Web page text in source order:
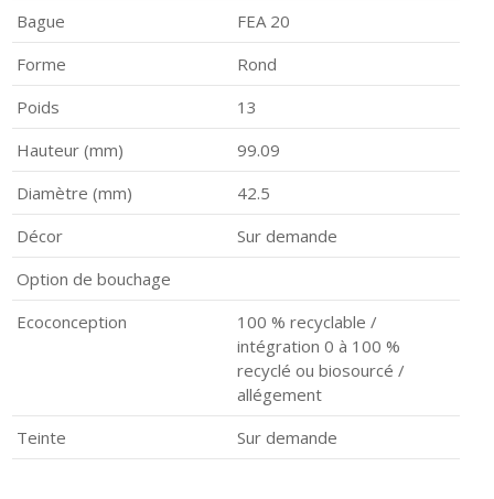
Bague
FEA 20
Forme
Rond
Poids
13
Hauteur (mm)
99.09
Diamètre (mm)
42.5
Décor
Sur demande
Option de bouchage
Ecoconception
100 % recyclable /
intégration 0 à 100 %
recyclé ou biosourcé /
allégement
Teinte
Sur demande